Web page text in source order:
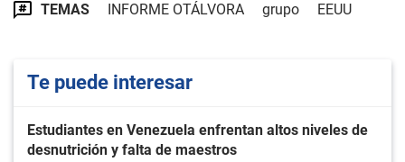
TEMAS INFORME OTÁLVORA grupo EEUU
Te puede interesar
Estudiantes en Venezuela enfrentan altos niveles de
desnutrición y falta de maestros